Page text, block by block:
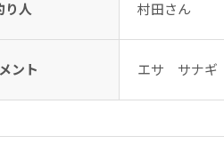
り人 村田さん
ント エサ サナギ